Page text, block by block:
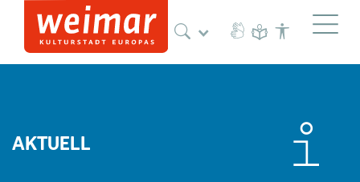
AKTUELL